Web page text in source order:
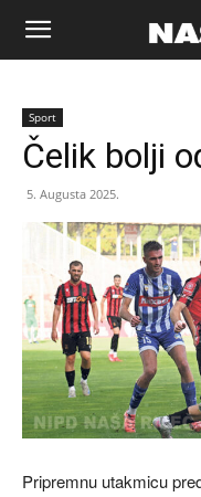
Naša
riječ
Zenica
Sport
Čelik bolji
5. Augusta 2025.
Pripremnu utakmicu